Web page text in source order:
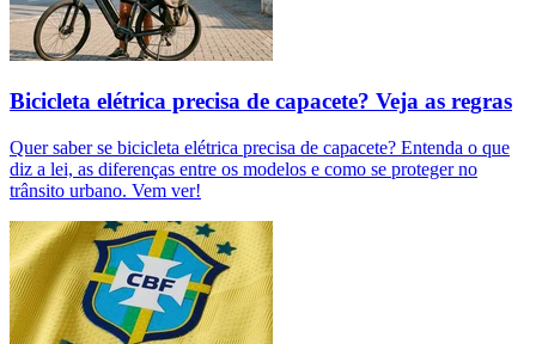
Bicicleta elétrica precisa de capacete? Veja as regras
Quer saber se bicicleta elétrica precisa de capacete? Entenda o que
diz a lei, as diferenças entre os modelos e como se proteger no
trânsito urbano. Vem ver!